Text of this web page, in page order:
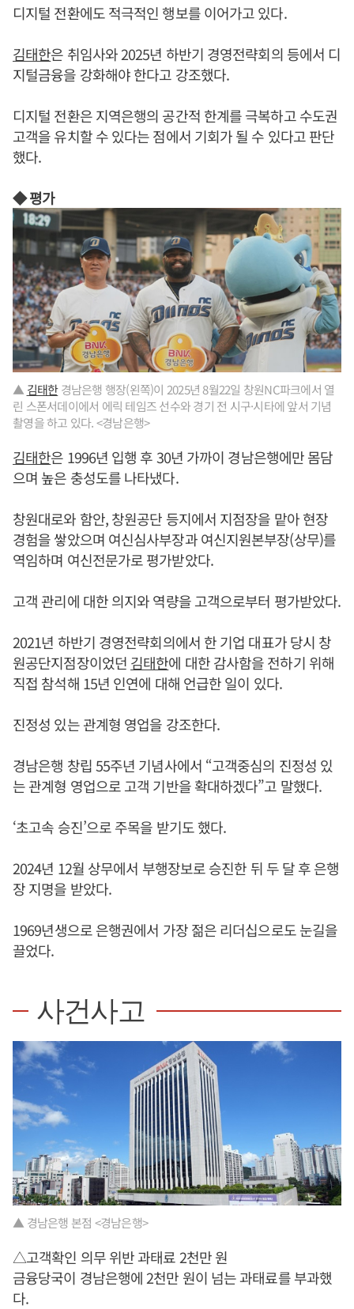
디지털 전환에도 적극적인 행보를 이어가고 있다.
김태한은 취임사와 2025년 하반기 경영전략회의 등에서 디
지털금융을 강화해야 한다고 강조했다.
디지털 전환은 지역은행의 공간적 한계를 극복하고 수도권
고객을 유치할 수 있다는 점에서 기회가 될 수 있다고 판단
했다.
◆ 평가
▲ 김태한경남은행 행장(왼쪽)이 2025년 8월22일 창원NC파크에서 열
린 스폰서데이에서 에릭 테임즈 선수와 경기 전 시구·시타에 앞서 기념
촬영을 하고 있다. <경남은행>
김태한은 1996년 입행 후 30년 가까이 경남은행에만 몸담
으며 높은 충성도를 나타냈다.
창원대로와 함안, 창원공단 등지에서 지점장을 맡아 현장
경험을 쌓았으며 여신심사부장과 여신지원본부장(상무)를
역임하며 여신전문가로 평가받았다.
고객 관리에 대한 의지와 역량을 고객으로부터 평가받았다.
2021년 하반기 경영전략회의에서 한 기업 대표가 당시 창
원공단지점장이었던 김태한에 대한 감사함을 전하기 위해
직접 참석해 15년 인연에 대해 언급한 일이 있다.
진정성 있는 관계형 영업을 강조한다.
경남은행 창립 55주년 기념사에서 “고객중심의 진정성 있
는 관계형 영업으로 고객 기반을 확대하겠다”고 말했다.
‘초고속 승진’으로 주목을 받기도 했다.
2024년 12월 상무에서 부행장보로 승진한 뒤 두 달 후 은행
장 지명을 받았다.
1969년생으로 은행권에서 가장 젊은 리더십으로도 눈길을
끌었다.
사건사고
▲ 경남은행 본점 <경남은행>
△고객확인 의무 위반 과태료 2천만 원
금융당국이 경남은행에 2천만 원이 넘는 과태료를 부과했
다.